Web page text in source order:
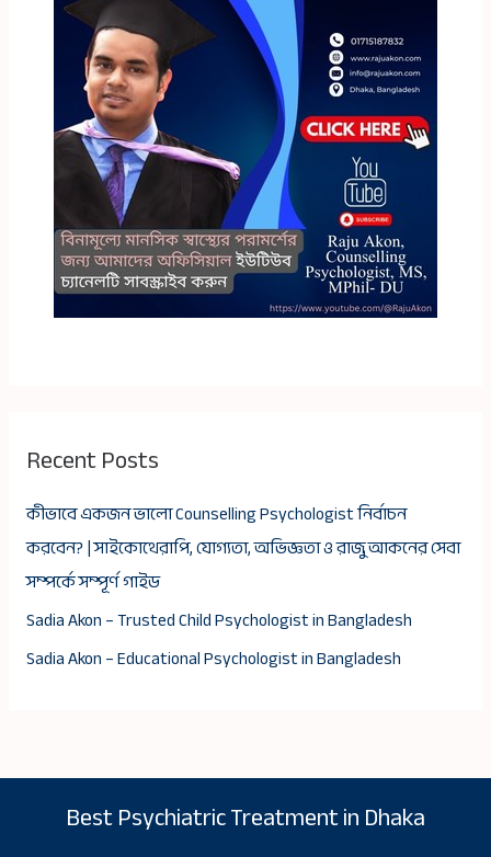
Recent Posts
কীভাবে একজন ভালো Counselling Psychologist নির্বাচন
করবেন? | সাইকোথেরাপি, যোগ্যতা, অভিজ্ঞতা ও রাজু আকনের সেবা
সম্পর্কে সম্পূর্ণ গাইড
Sadia Akon – Trusted Child Psychologist in Bangladesh
Sadia Akon – Educational Psychologist in Bangladesh
Best Psychiatric Treatment in Dhaka